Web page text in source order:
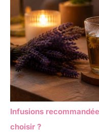
Infusions
choisir ?